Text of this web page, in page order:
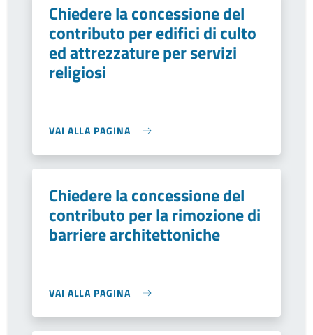
Chiedere la concessione del
contributo per edifici di culto
ed attrezzature per servizi
religiosi
VAI ALLA PAGINA
Chiedere la concessione del
contributo per la rimozione di
barriere architettoniche
VAI ALLA PAGINA